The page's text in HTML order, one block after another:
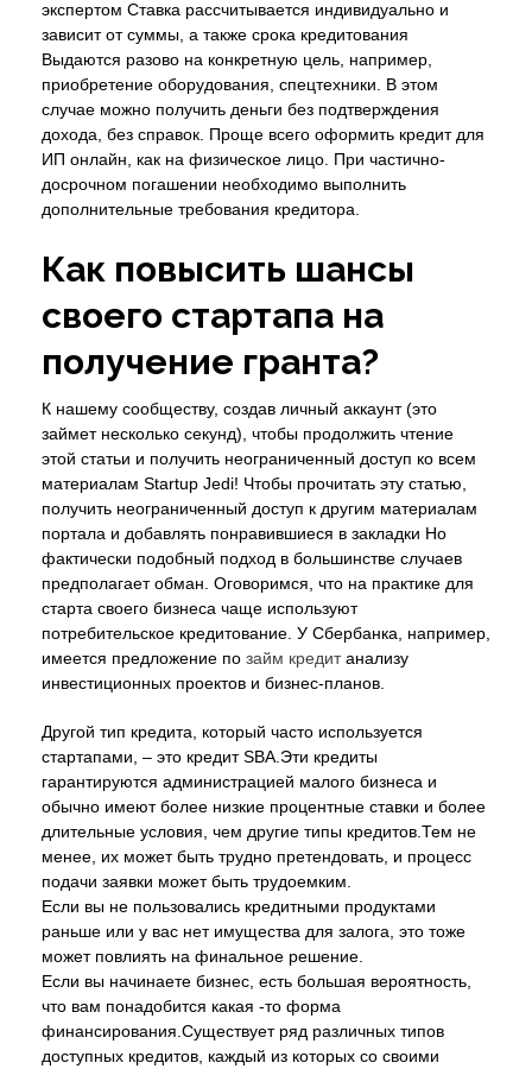
экспертом Ставка рассчитывается индивидуально и
зависит от суммы, а также срока кредитования
Выдаются разово на конкретную цель, например,
приобретение оборудования, спецтехники. В этом
случае можно получить деньги без подтверждения
дохода, без справок. Проще всего оформить кредит для
ИП онлайн, как на физическое лицо. При частично-
досрочном погашении необходимо выполнить
дополнительные требования кредитора.
Как повысить шансы
своего стартапа на
получение гранта?
К нашему сообществу, создав личный аккаунт (это
займет несколько секунд), чтобы продолжить чтение
этой статьи и получить неограниченный доступ ко всем
материалам Startup Jedi! Чтобы прочитать эту статью,
получить неограниченный доступ к другим материалам
портала и добавлять понравившиеся в закладки Но
фактически подобный подход в большинстве случаев
предполагает обман. Оговоримся, что на практике для
старта своего бизнеса чаще используют
потребительское кредитование. У Сбербанка, например,
имеется предложение по займ кредитанализу
инвестиционных проектов и бизнес-планов.
Другой тип кредита, который часто используется
стартапами, – это кредит SBA.Эти кредиты
гарантируются администрацией малого бизнеса и
обычно имеют более низкие процентные ставки и более
длительные условия, чем другие типы кредитов.Тем не
менее, их может быть трудно претендовать, и процесс
подачи заявки может быть трудоемким.
Если вы не пользовались кредитными продуктами
раньше или у вас нет имущества для залога, это тоже
может повлиять на финальное решение.
Если вы начинаете бизнес, есть большая вероятность,
что вам понадобится какая -то форма
финансирования.Существует ряд различных типов
доступных кредитов, каждый из которых со своими